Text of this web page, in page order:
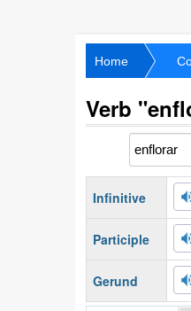
Home
Verb
Infinitive
Participle
Gerund